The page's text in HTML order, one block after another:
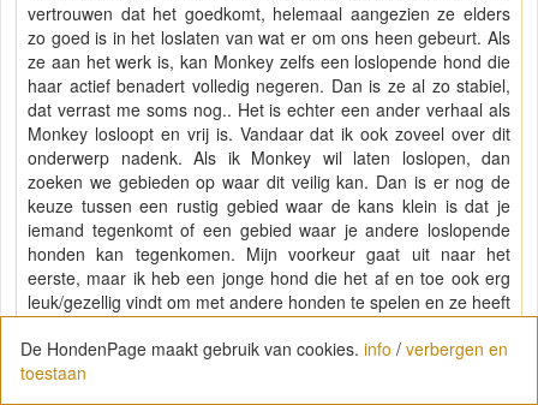
vertrouwen dat het goedkomt, helemaal aangezien ze elders
zo goed is in het loslaten van wat er om ons heen gebeurt. Als
ze aan het werk is, kan Monkey zelfs een loslopende hond die
haar actief benadert volledig negeren. Dan is ze al zo stabiel,
dat verrast me soms nog.. Het is echter een ander verhaal als
Monkey losloopt en vrij is. Vandaar dat ik ook zoveel over dit
onderwerp nadenk. Als ik Monkey wil laten loslopen, dan
zoeken we gebieden op waar dit veilig kan. Dan is er nog de
keuze tussen een rustig gebied waar de kans klein is dat je
iemand tegenkomt of een gebied waar je andere loslopende
honden kan tegenkomen. Mijn voorkeur gaat uit naar het
eerste, maar ik heb een jonge hond die het af en toe ook erg
leuk/gezellig vindt om met andere honden te spelen en ze heeft
is als het gaat om je hond ruimte te geven om met andere
honden te spelen. Want lopen we een losloopgebied in, dan
moet je maar net mazzel hebben dat er een hond loopt met wie
De HondenPage maakt gebruik van cookies. info / verbergen en
toestaan